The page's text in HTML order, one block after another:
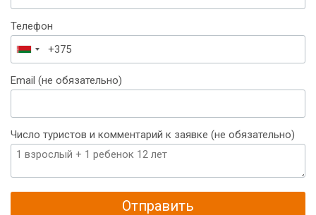
Телефон
Беларусь
+375
Email (не обязательно)
Число туристов и комментарий к заявке (не обязательно)
Отправить